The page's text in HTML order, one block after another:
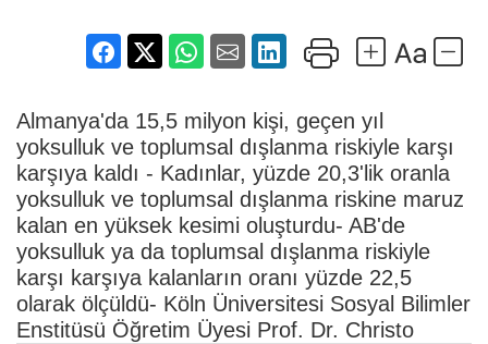
Almanya'da 15,5 milyon kişi, geçen yıl
yoksulluk ve toplumsal dışlanma riskiyle karşı
karşıya kaldı - Kadınlar, yüzde 20,3'lik oranla
yoksulluk ve toplumsal dışlanma riskine maruz
kalan en yüksek kesimi oluşturdu- AB'de
yoksulluk ya da toplumsal dışlanma riskiyle
karşı karşıya kalanların oranı yüzde 22,5
olarak ölçüldü- Köln Üniversitesi Sosyal Bilimler
Enstitüsü Öğretim Üyesi Prof. Dr. Christo